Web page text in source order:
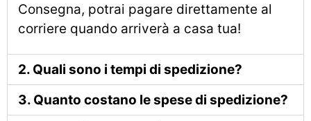
Consegna, potrai pagare direttamente al
corriere quando arriverà a casa tua!
2. Quali sono i tempi di spedizione?
3. Quanto costano le spese di spedizione?